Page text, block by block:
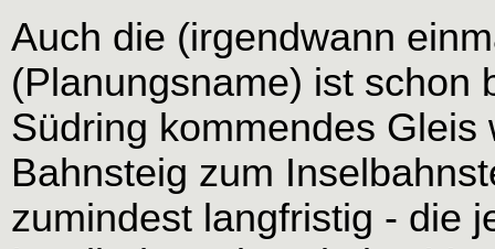
Auch die (irgendwann
(Planungsname) ist schon
Südring kommendes
Bahnsteig zum
zumindest langfristig - die